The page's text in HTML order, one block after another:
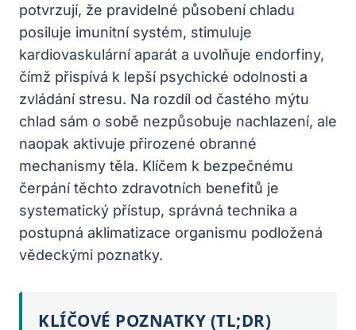
potvrzují, že pravidelné působení chladu
posiluje imunitní systém, stimuluje
kardiovaskulární aparát a uvolňuje endorfiny,
čímž přispívá k lepší psychické odolnosti a
zvládání stresu. Na rozdíl od častého mýtu
chlad sám o sobě nezpůsobuje nachlazení, ale
naopak aktivuje přirozené obranné
mechanismy těla. Klíčem k bezpečnému
čerpání těchto zdravotních benefitů je
systematický přístup, správná technika a
postupná aklimatizace organismu podložená
vědeckými poznatky.
KLÍČOVÉ POZNATKY (TL;DR)